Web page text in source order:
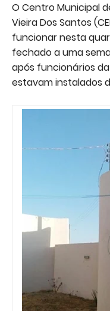
O Centro Municipal
Vieira Dos Santos
funcionar nesta
fechado a uma
após funcionários
estavam instalados